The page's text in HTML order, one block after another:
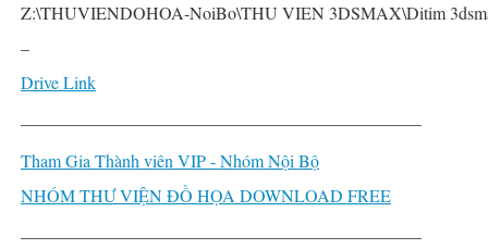
Z:\THUVIENDOHOA-NoiBo\THU VIEN 3DSMAX\Ditim
–
Drive Link
Tham Gia Thành viên VIP - Nhóm Nội Bộ
NHÓM THƯ VIỆN ĐỒ HỌA DOWNLOAD FREE